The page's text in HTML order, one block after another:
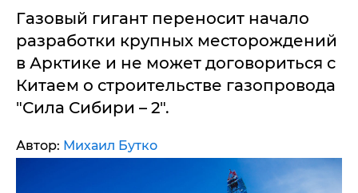
Газовый гигант переносит начало
разработки крупных месторождений
в Арктике и не может договориться с
Китаем о строительстве газопровода
"Сила Сибири – 2".
Автор: Михаил Бутко